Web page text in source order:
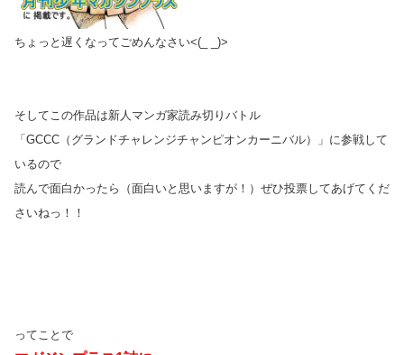
ちょっと遅くなってごめんなさい<(_ _)>
そしてこの作品は新人マンガ家読み切りバトル
「GCCC（グランドチャレンジチャンピオンカーニバル）」に参戦して
いるので
読んで面白かったら（面白いと思いますが！）ぜひ投票してあげてくだ
さいねっ！！
ってことで